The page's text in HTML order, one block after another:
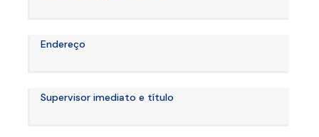
Endereço
Supervisor imediato e título